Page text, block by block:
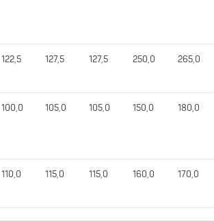
122,5 127,5 127,5 250,0 265,0
100,0 105,0 105,0 150,0 180,0
110,0 115,0 115,0 160,0 170,0